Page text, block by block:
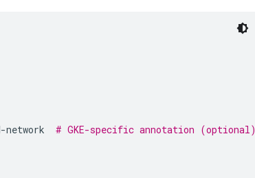
network
# GKE-specific annotation (optional)